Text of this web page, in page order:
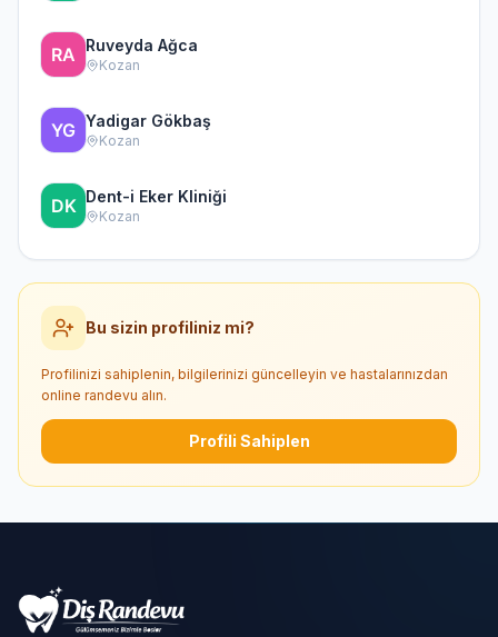
Ruveyda Ağca
Kozan
Yadigar Gökbaş
Kozan
Dent-i Eker Kliniği
Kozan
Bu sizin profiliniz mi?
Profilinizi sahiplenin, bilgilerinizi güncelleyin ve hastalarınızdan
online randevu alın.
Profili Sahiplen